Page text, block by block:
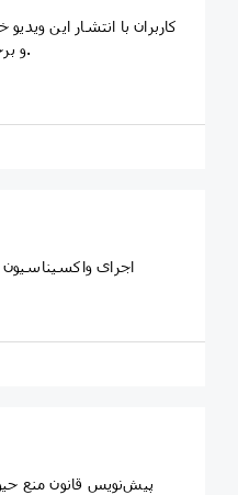
کاربران با انتشار این
و برخورد جدی با فرد خاطی شده‌اند.
اجرای